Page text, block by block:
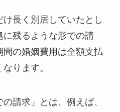
長く別居していたとし
残るような形での請
の婚姻費用は全額支払
ります。
請求」とは、例えば、